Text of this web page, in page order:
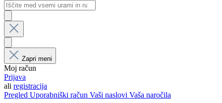
Zapri meni
Moj račun
Prijava
ali registracija
Pregled Uporabniški račun Vaši naslovi Vaša naročila